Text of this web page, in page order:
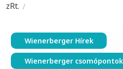
zRt.
Wienerberger Hírek
Wienerberger csomópontok